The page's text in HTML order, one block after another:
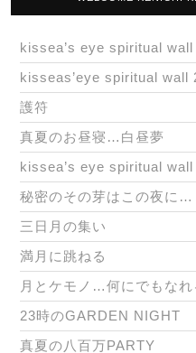
kissea’s eye spiritual wall
kisseas’eye spiritual wall
護符
真夏のお昼寝…白昼夢
kissea’s eye spiritual wall
秘密のその芽はこの夜に…
三日月の集い
満月に跳ねる
月とケモノ…何にでもなれ
23時のGARDEN NIGHT
真夏の八百万PARTY